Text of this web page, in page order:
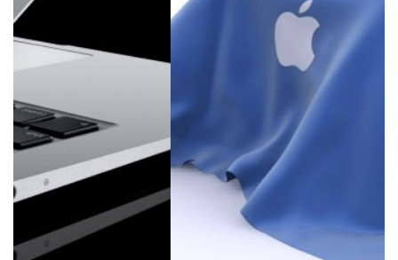
КОРИСНІ ПОРАДИ ТА ОГЛЯДИ